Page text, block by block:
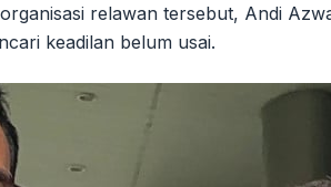
relawan tersebut, Andi
keadilan belum usai.